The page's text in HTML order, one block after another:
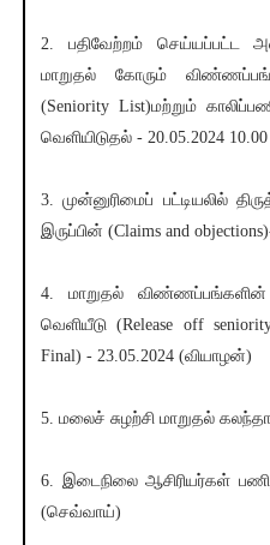
2. பதிவேற்றம் செய்யப்பட்ட
மாறுதல் கோரும்
(Seniority List)மற்றும்
வெளியிடுதல் - 20.05.2024
3. முன்னுரிமைப் பட்டியலில்
இருப்பின் (Claims and
4. மாறுதல் விண்ணப்பங்களின்
வெளியீடு (Release off
Final) - 23.05.2024 (வியாழன்)
5. மலைச் சுழற்சி மாறுதல்
6. இடைநிலை ஆசிரியர்கள்
(செவ்வாய்)